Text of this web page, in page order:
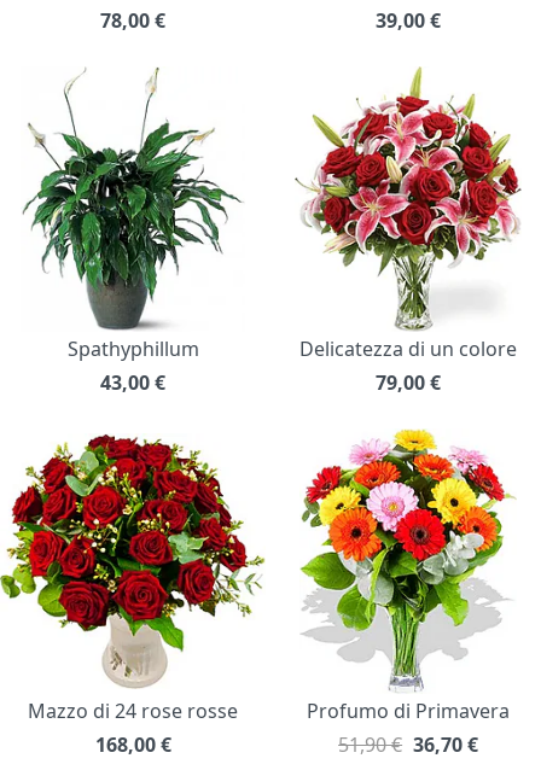
78,00€ 39,00€
Spathyphillum
43,00€
Delicatezza di un colore
79,00€
Mazzo di 24 rose rosse
168,00 €
Profumo di Primavera
51,90 € 36,70€